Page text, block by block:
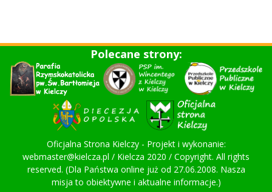
Polecane strony:
Oficjalna Strona Kielczy - Projekt i wykonanie:
webmaster@kielcza.pl / Kielcza 2020 / Copyright. All rights
reserved. (Dla Państwa online już od 27.06.2008. Nasza
misja to obiektywne i aktualne informacje.)